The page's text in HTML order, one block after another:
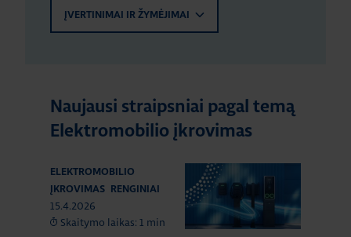
ĮVERTINIMAI IR ŽYMĖJIMAI
Naujausi straipsniai pagal temą
Elektromobilio įkrovimas
ELEKTROMOBILIO
ĮKROVIMAS
RENGINIAI
15.4.2026
Skaitymo laikas: 1 min